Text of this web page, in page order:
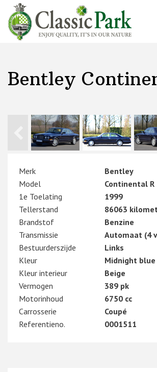
Bentley
Merk
Bentley
Model
Continental R
1e Toelating
1999
Tellerstand
86063
Brandstof
Benzine
Transmissie
Automaat (4
Bestuurderszijde
Links
Kleur
Midnight blue
Kleur interieur
Beige
Vermogen
389 pk
Motorinhoud
6750 cc
Carrosserie
Coupé
Referentieno.
0001511